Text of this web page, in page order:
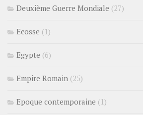
Deuxième Guerre Mondiale (27)
Ecosse (1)
Egypte (6)
Empire Romain (25)
Epoque contemporaine (1)